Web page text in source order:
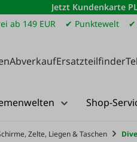
Jetzt Kundenkarte
ab 149 EUR
✔ Punktewelt ✔
AbverkaufErsatzteilfinder
Shop-
Zelte, Liegen & Taschen